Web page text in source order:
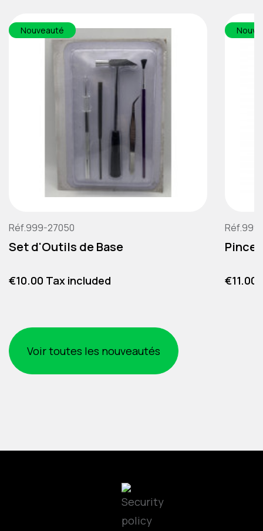
Réf.999-27050
Set d'Outils de Base
Price
€10.00 Tax included
Nouveauté
Pince
Price
€11.00
Voir toutes les nouveautés